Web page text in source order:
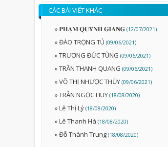
CÁC BÀI VIẾT KHÁC
» 𝐏𝐇𝐀̣𝐌 𝐐𝐔𝐘̀𝐍𝐇 𝐆𝐈𝐀𝐍𝐆 (12/07/2021)
» ĐÀO TRỌNG TÚ (09/06/2021)
» TRƯƠNG ĐỨC TÙNG (09/06/2021)
» TRẦN THANH QUANG (09/06/2021)
» VÕ THỊ NHƯỢC THỦY (09/06/2021)
» TRẦN NGỌC HUY (18/08/2020)
» Lê Thị Lý (18/08/2020)
» Lê Thanh Hà (18/08/2020)
» Đỗ Thành Trung (18/08/2020)